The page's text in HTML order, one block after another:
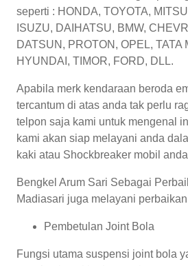
seperti : HONDA, TOYOTA,
ISUZU, DAIHATSU, BMW,
DATSUN, PROTON, OPEL, TATA
HYUNDAI, TIMOR, FORD, DLL.
Apabila merk kendaraan beroda
tercantum di atas anda tak perlu
telpon saja kami untuk mengenal
kami akan siap melayani anda
kaki atau Shockbreaker mobil
Bengkel Arum Sari Sebagai
Madiasari juga melayani
Pembetulan Joint Bola
Fungsi utama suspensi joint bola